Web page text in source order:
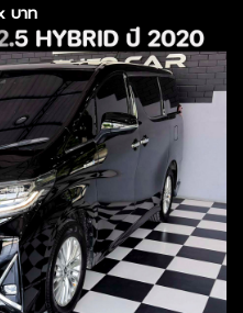
บาท